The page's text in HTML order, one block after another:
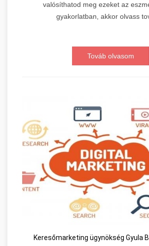
valósíthatod meg ezeket az
gyakorlatban, akkor olvass
Továb olvasom
Keresőmarketing ügynökség Gyula